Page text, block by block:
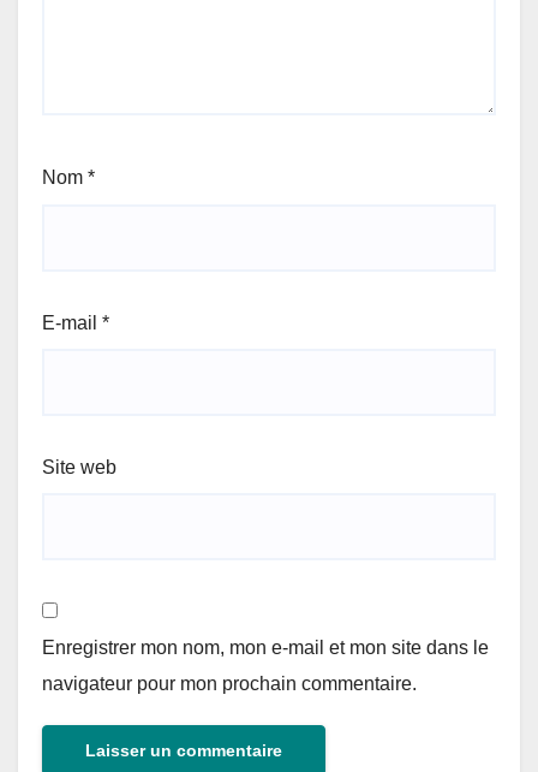
Nom *
E-mail *
Site web
Enregistrer mon nom, mon e-mail et mon site dans le
navigateur pour mon prochain commentaire.